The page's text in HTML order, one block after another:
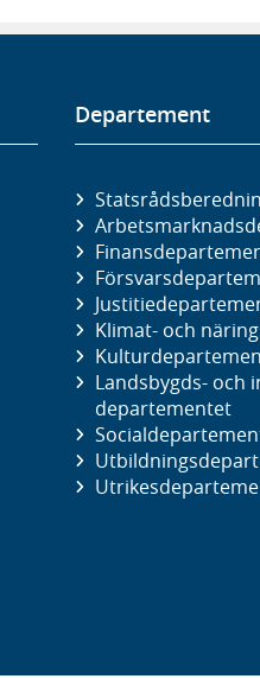
Departement
Klimat- och
Landsbygds-
departementet